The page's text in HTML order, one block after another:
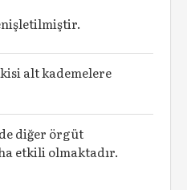
alt kademelere
diğer örgüt
etkili olmaktadır.